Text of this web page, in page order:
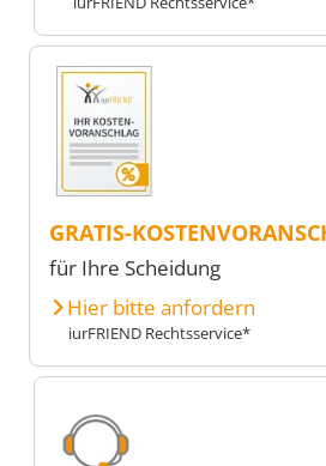
GRATIS-
für Ihre Scheidung
Hier bitte anfordern
iurFRIEND Rechtsservice*